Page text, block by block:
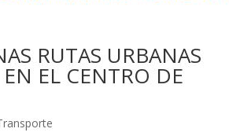
RUTAS URBANAS
EL CENTRO DE